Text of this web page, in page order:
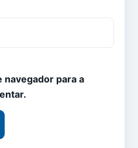
navegador para a